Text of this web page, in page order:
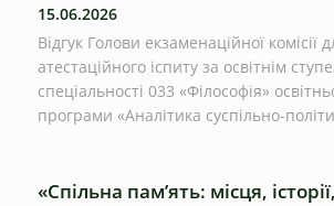
15.06.2026
Відгук Голови екзаменаційної комісії
атестаційного іспиту за освітнім
спеціальності 033 «Філософія»
програми «Аналітика суспільно-
«Спільна пам’ять: місця,